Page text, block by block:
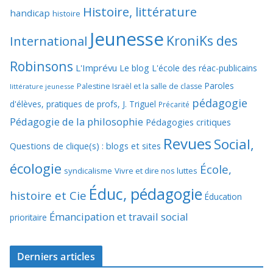
handicap histoire Histoire, littérature
International Jeunesse KroniKs des
Robinsons L'Imprévu Le blog L'école des réac-publicains
littérature jeunesse Palestine Israël et la salle de classe Paroles
d'élèves, pratiques de profs, J. Triguel Précarité pédagogie
Pédagogie de la philosophie Pédagogies critiques
Questions de clique(s) : blogs et sites RevuesSocial,
écologie syndicalisme Vivre et dire nos luttes École,
histoire et Cie Éduc, pédagogie Éducation
prioritaire Émancipation et travail social
Derniers articles